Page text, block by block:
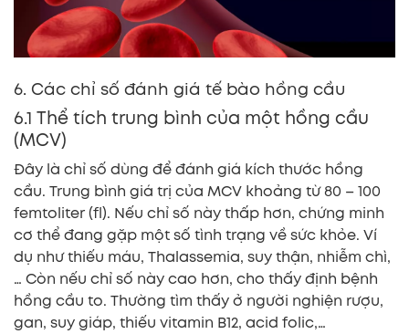
6. Các chỉ số đánh giá tế bào hồng cầu
6.1 Thể tích trung bình của một hồng cầu
(MCV)
Đây là chỉ số dùng để đánh giá kích thước hồng
cầu. Trung bình giá trị của MCV khoảng từ 80 – 100
femtoliter (fl). Nếu chỉ số này thấp hơn, chứng minh
cơ thể đang gặp một số tình trạng về sức khỏe. Ví
dụ như thiếu máu, Thalassemia, suy thận, nhiễm chì,
… Còn nếu chỉ số này cao hơn, cho thấy định bệnh
hồng cầu to. Thường tìm thấy ở người nghiện rượu,
gan, suy giáp, thiếu vitamin B12, acid folic,…